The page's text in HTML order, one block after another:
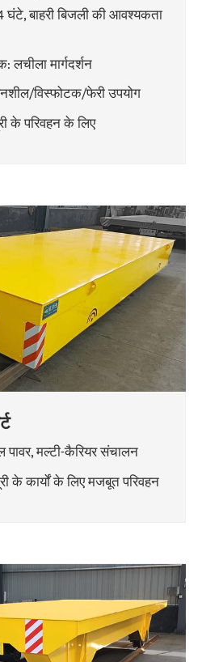
बाहरी बिजली की आवश्यकता
मार्गदर्शन
विस्फोटक/फेरी उपयोग
के परिवहन के लिए
पावर, मल्टी-कैरियर संचालन
के कार्यों के लिए मजबूत परिवहन